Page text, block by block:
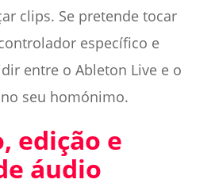
clips. Se pretende tocar
específico e
entre o Ableton Live e o
seu homónimo.
edição e
áudio